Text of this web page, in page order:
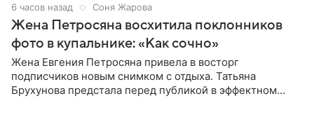
6 часов назад Соня Жарова
Жена Петросяна восхитила поклонников
фото в купальнике: «Как сочно»
Жена Евгения Петросяна привела в восторг
подписчиков новым снимком с отдыха. Татьяна
Брухунова предстала перед публикой в эффектном